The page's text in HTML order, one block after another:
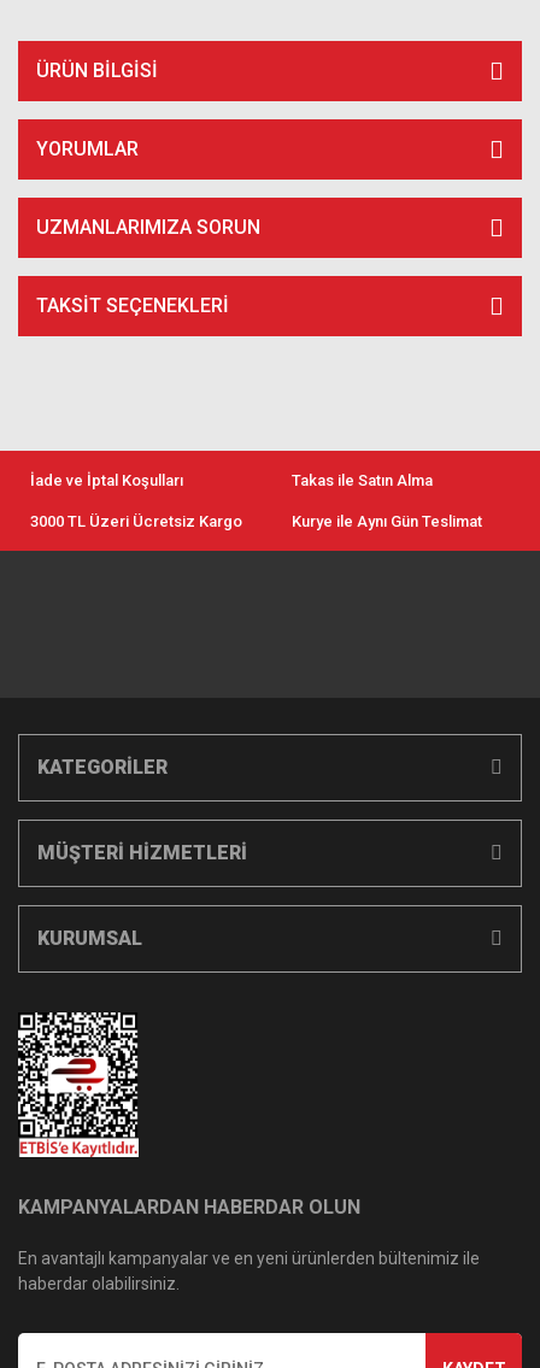
ÜRÜN BILGISI
YORUMLAR
UZMANLARIMIZA SORUN
TAKSIT SEÇENEKLERI
İade ve İptal Koşulları Takas ile Satın Alma
3000 TL Üzeri Ücretsiz Kargo Kurye ile Aynı Gün Teslimat
KATEGORİLER
MÜŞTERİ HİZMETLERİ
KURUMSAL
KAMPANYALARDAN HABERDAR OLUN
En avantajlı kampanyalar ve en yeni ürünlerden bültenimiz ile
haberdar olabilirsiniz.